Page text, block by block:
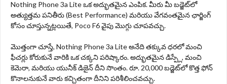
Nothing Phone 3a Lite ఒక అద్భుతమైన ఎంపిక. మీరు మీ బడ్జెట్‌లో
అత్యుత్తమ పనితీరు (Best Performance) మరియు వేగవంతమైన ఛార్జింగ్
కోసం చూస్తున్నట్లయితే, Poco F6 వైపు మొగ్గు చూపవచ్చు.
మొత్తంగా చూస్తే, Nothing Phone 3a Lite అనేది తక్కువ ధరలో మంచి
ఫీచర్లు కోరుకునే వారికి ఒక చక్కని పరిష్కారం. అద్భుతమైన డిస్ప్లే, మంచి
కెమెరా, మరియు యునీక్ డిజైన్ దీని సొంతం. రూ. 20,000 బడ్జెట్‌లో కొత్త ఫోన్
కొనాలనుకునే వారు కచ్చితంగా దీనిని పరిశీలించవచ్చు.